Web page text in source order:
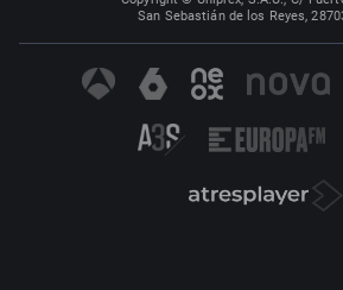
San Sebastián de los Reyes,